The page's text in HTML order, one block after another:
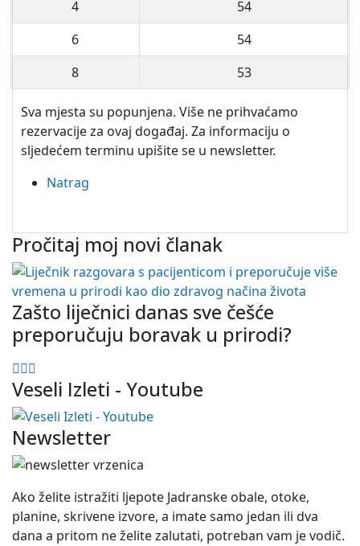
4
54
6
54
8
53
Sva mjesta su popunjena. Više ne prihvaćamo
rezervacije za ovaj događaj. Za informaciju o
sljedećem terminu upišite se u newsletter.
Natrag
Pročitaj moj novi članak
Zašto liječnici danas sve češće
preporučuju boravak u prirodi?
Veseli Izleti - Youtube
Newsletter
Ako želite istražiti ljepote Jadranske obale, otoke,
planine, skrivene izvore, a imate samo jedan ili dva
dana a pritom ne želite zalutati, potreban vam je vodič.